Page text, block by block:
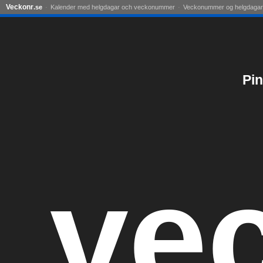
Veckonr.se Kalender med helgdagar och veckonummer Veckonummer og